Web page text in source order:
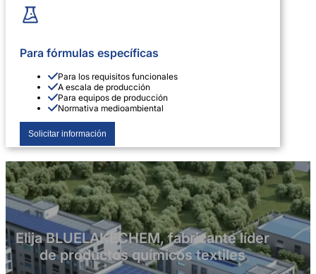
Para fórmulas específicas
Para los requisitos funcionales
A escala de producción
Para equipos de producción
Normativa medioambiental
Solicitar información
Elija BLUELAKECHEM, fabricante líder
de productos químicos textiles